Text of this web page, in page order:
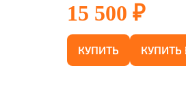
15 500 ₽
КУПИТЬ КУПИТЬ